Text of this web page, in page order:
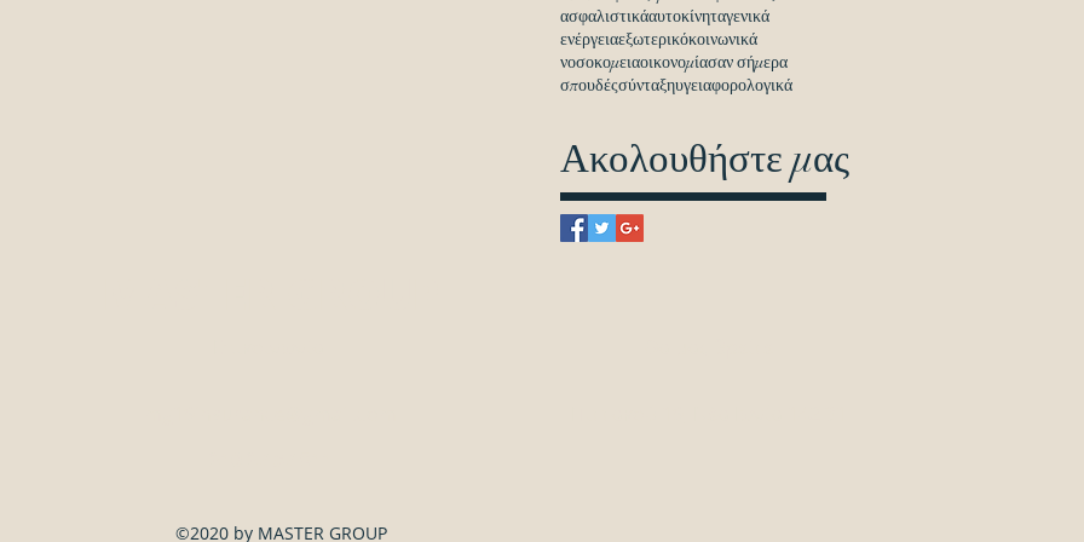
ασφαλιστικάαυτοκίνηταγενικά
ενέργειαεξωτερικόκοινωνικά
νοσοκομειαοικονομίασαν σήμερα
σπουδέςσύνταξηυγειαφορολογικά
Ακολουθήστε μας
©2020 by MASTER GROUP